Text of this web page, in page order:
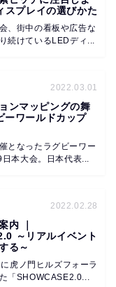
スプレイの選びかた
、街中の看板や広告な
続けているLEDディ...
2022.03.01
ンマッピングの舞
ーワールドカップ
となったラグビーワー
本大会。日本代表...
2022.02.28
内 ｜
～リアルイベント
る～
虎ノ門ヒルズフォーラ
「SHOWCASE2.0...